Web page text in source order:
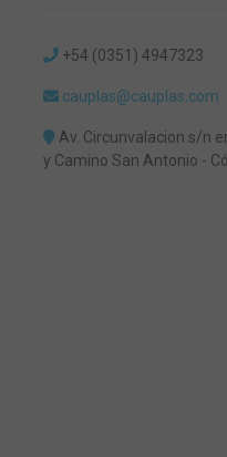
+54 (0351) 4947323
cauplas@cauplas.com
Av. Circunvalacion s/n
y Camino San Antonio -